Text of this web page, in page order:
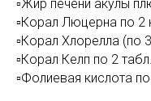
▫️Жир печени акулы
▫️Корал Люцерна по 2
▫️Корал Хлорелла (по
▫️Корал Келп по 2
▫️Фолиевая кислота